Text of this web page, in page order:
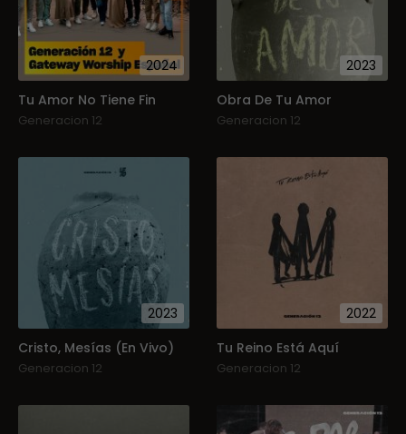
2024
Tu Amor No Tiene Fin
Generacion 12
2023
Obra De Tu Amor
Generacion 12
2023
Cristo, Mesías (En Vivo)
Generacion 12
2022
Tu Reino Está Aquí
Generacion 12